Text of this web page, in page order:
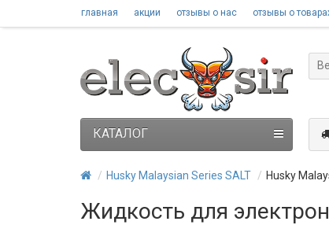
главная акции отзывы о нас отзывы о
КАТАЛОГ
Husky Malaysian Series SALT Husky
Жидкость для